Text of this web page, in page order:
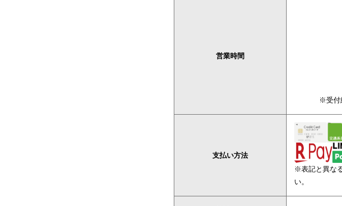
営業時間
※受付
支払い方法
※表記と異な
い。